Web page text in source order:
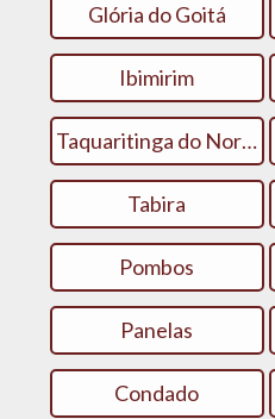
Glória do Goitá
Ibimirim
Taquaritinga do Norte
Tabira
Pombos
Panelas
Condado